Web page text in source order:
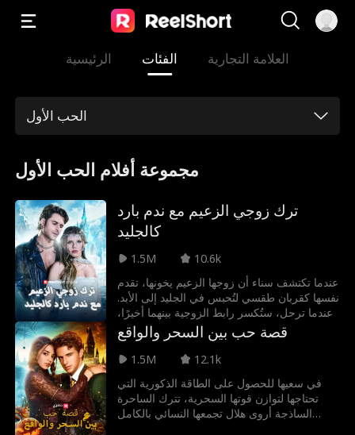
الرئيسية الفئات العلامة التجارية
الحب الأول
مجموعة أفلام الحب الأول
ترك زوجي الزعيم مع ندم بارد
كالجليد
1.5M
10.6k
عندما تكتشف سناء أن زوجها الزعيم يخونها، تقدم
نفسها كقربان طقسي لتُحبس في الجليد إلى الأبد.
وعندما ترحل، ستُكسر رابط الزوجية بينهما أخيرًا،
تاركةً الندم البارد ليكون رفيقه الجديد للأبد. ولكن
ما الذي سيفعله لاستعادتها؟
قصة حب بين السحر والواقع
1.5M
12.1k
في سعيها للحصول على الطاقة الذكورية التي
تحتاجها لتوازن قوتها السحرية، تترك الساحرة
الساذجة أروى هلال تجمعها النسائي بالكامل